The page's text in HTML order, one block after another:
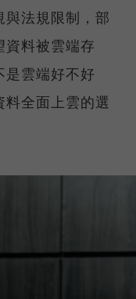
法規限制，部
料被雲端存
雲端好不好
全面上雲的選